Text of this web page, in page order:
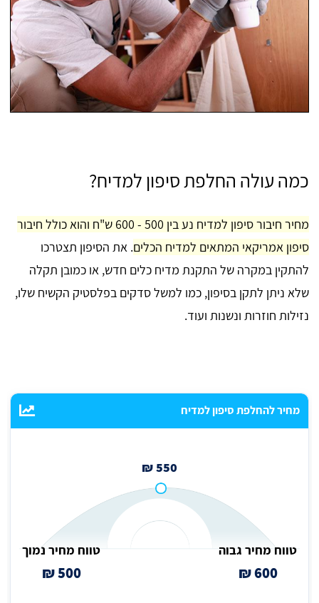
כמה עולה החלפת סיפון למדיח?
מחיר חיבור סיפון למדיח נע בין 500 - 600 ש"ח והוא כולל חיבור
סיפון אמריקאי המתאים למדיח הכלים. את הסיפון תצטרכו
להתקין במקרה של התקנת מדיח כלים חדש, או כמובן תקלה
שלא ניתן לתקן בסיפון, כמו למשל סדקים בפלסטיק הקשיח שלו,
נזילות חוזרות ונשנות ועוד.
מחיר להחלפת סיפון למדיח
550 ₪
טווח מחיר גבוה
600 ₪
טווח מחיר נמוך
500 ₪